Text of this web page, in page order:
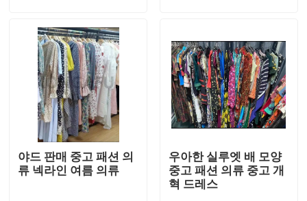
제품
화면
우리에 대하여
공장 여행
야드 판매 중고 패션 의
류 넥라인 여름 의류
우아한 실루엣 배 모양
중고 패션 의류 중고 개
혁 드레스